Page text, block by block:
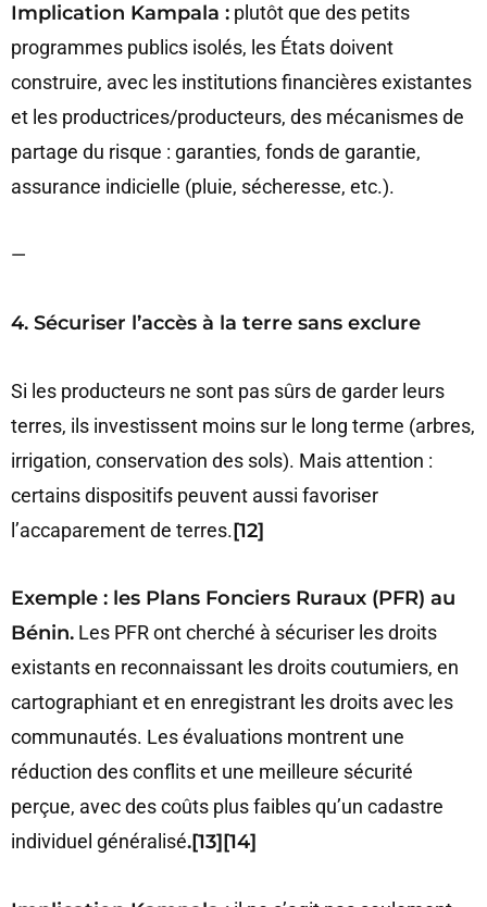
Implication Kampala : plutôt que des petits
programmes publics isolés, les États doivent
construire, avec les institutions financières existantes
et les productrices/producteurs, des mécanismes de
partage du risque : garanties, fonds de garantie,
assurance indicielle (pluie, sécheresse, etc.).
—
4. Sécuriser l’accès à la terre sans exclure
Si les producteurs ne sont pas sûrs de garder leurs
terres, ils investissent moins sur le long terme (arbres,
irrigation, conservation des sols). Mais attention :
certains dispositifs peuvent aussi favoriser
l’accaparement de terres.[12]
Exemple : les Plans Fonciers Ruraux (PFR) au
Bénin. Les PFR ont cherché à sécuriser les droits
existants en reconnaissant les droits coutumiers, en
cartographiant et en enregistrant les droits avec les
communautés. Les évaluations montrent une
réduction des conflits et une meilleure sécurité
perçue, avec des coûts plus faibles qu’un cadastre
individuel généralisé.[13][14]